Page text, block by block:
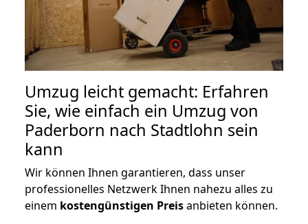
Umzug leicht gemacht: Erfahren
Sie, wie einfach ein Umzug von
Paderborn nach Stadtlohn sein
kann
Wir können Ihnen garantieren, dass unser
professionelles Netzwerk Ihnen nahezu alles zu
einem kostengünstigen Preisanbieten können.